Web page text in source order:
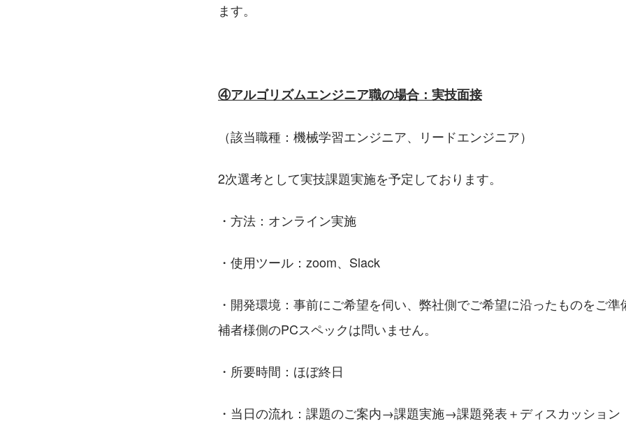
ます。
④アルゴリズムエンジニア職の場合：実技面接
（該当職種：機械学習エンジニア、リードエンジニア）
2次選考として実技課題実施を予定しております。
・方法：オンライン実施
・使用ツール：zoom、Slack
・開発環境：事前にご希望を伺い、弊社側でご希望に沿ったものをご
補者様側のPCスペックは問いません。
・所要時間：ほぼ終日
・当日の流れ：課題のご案内→課題実施→課題発表＋ディスカッション